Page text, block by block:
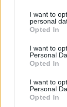
not limited to
grant or deny
use your data
consent section.
I want to
personal
Opted In
I want to
Personal
Opted In
I want to
Personal
Opted In
Αν τα χάσατε